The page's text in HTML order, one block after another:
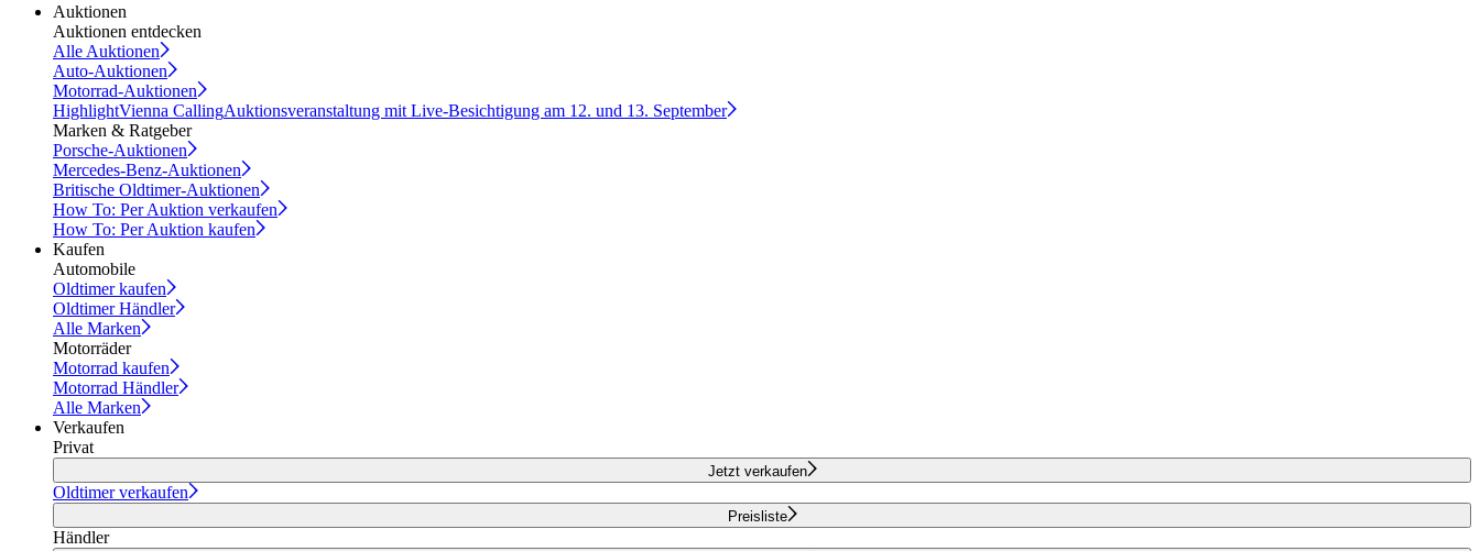
Auktionen
Auktionen entdecken
Alle Auktionen
Auto-Auktionen
Motorrad-Auktionen
HighlightVienna CallingAuktionsveranstaltung mit Live-Besichtigung am 12. und 13. September
Marken & Ratgeber
Porsche-Auktionen
Mercedes-Benz-Auktionen
Britische Oldtimer-Auktionen
How To: Per Auktion verkaufen
How To: Per Auktion kaufen
Kaufen
Automobile
Oldtimer kaufen
Oldtimer Händler
Alle Marken
Motorräder
Motorrad kaufen
Motorrad Händler
Alle Marken
Verkaufen
Privat
Jetzt verkaufen
Oldtimer verkaufen
Preisliste
Händler